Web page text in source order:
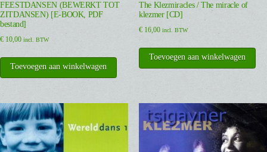
FEESTDANSEN (BEWERKT TOT
ZITDANSEN) [E-BOOK, PDF
bestand]
€ 10,00 incl. BTW
Toevoegen aan winkelwagen
The Klezmiracles / The miracle of
klezmer [CD]
€16,00 incl. BTW
Toevoegen aan winkelwagen